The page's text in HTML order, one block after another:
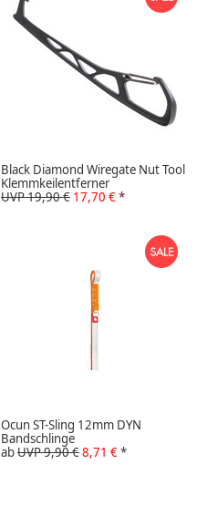
Black Diamond Wiregate Nut Tool
Klemmkeilentferner
UVP 19,90 € 17,70 €*
Ocun ST-Sling 12mm DYN
Bandschlinge
abUVP 9,90 €8,71 €*